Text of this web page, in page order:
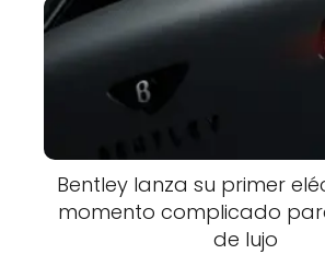
Bentley lanza su primer
momento complicado
de lujo